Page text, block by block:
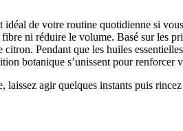
idéal de votre routine quotidienne si
ni réduire le volume. Basé sur les
Pendant que les huiles
botanique s’unissent pour
agir quelques instants puis